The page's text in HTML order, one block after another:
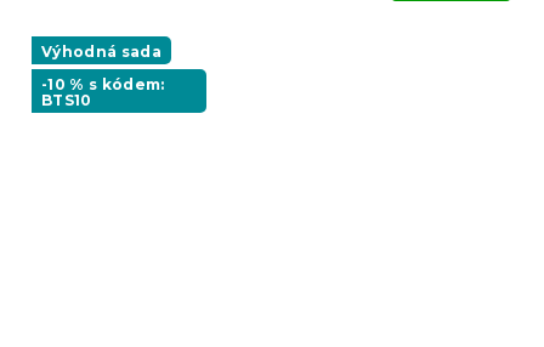
Výhodná sada
-10 % s kódem:
BTS10